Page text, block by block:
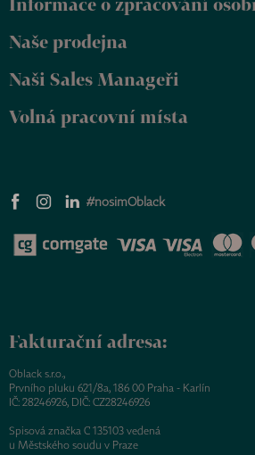
Naše prodejna
Naši Sales Manageři
Volná pracovní místa
#nosimOblack
Fakturační adresa:
Oblack s.r.o.,
Prvního pluku 621/8a, 186 00 Praha - Karlín
IČ: 28246926, DIČ: CZ28246926
Spisová značka C 135103 vedená
u Městského soudu v Praze